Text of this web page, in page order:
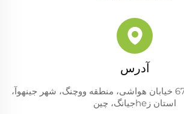
آدرس
اتاق C01، شماره 678 خیابان هواشی، منطقه ووچنگ، شهر جینهوآ،
استان زheجیانگ، چین